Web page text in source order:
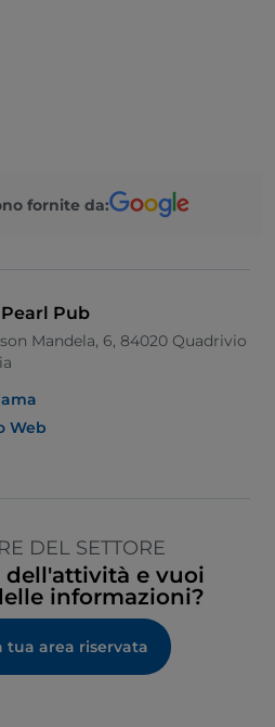
fornite da:
Pub
Mandela, 6, 84020 Quadrivio
Web
DEL SETTORE
dell'attività e vuoi
informazioni?
tua area riservata